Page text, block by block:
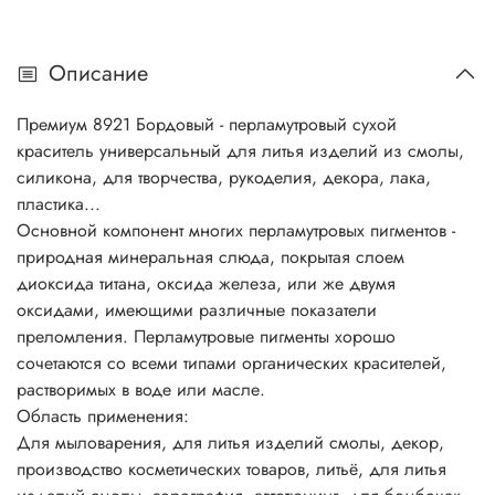
другое... Основной компонент многих перламутровых
слоем диоксида титана, оксида железа, или же двумя
оксидами, имеющими различные показатели
преломления. Перламутровые пигменты хорошо
сочетаются со всеми типами органических красителей,
растворимых в воде или масле. Перламутровые пигменты
в сочетании с обычными пигментами определяют цвет,
внешний вид и блеск косметических продуктов.
Разнообразие перламутровых пигментов способствует
созданию множества цветовых блестящих эффектов и
выразительных оттенков...
Совместное использование интерференционных цветов и
абсорбирующих красителей дает эффект двух тонов, когда
оттенок меняется в зависимости от угла зрения, например,
розовый лак с фиолетовым блеском. Продукция,
Описание
Премиум 8921 Бордовый - перламутровый сухой
краситель универсальный для литья изделий из смолы,
силикона, для творчества, рукоделия, декора, лака,
пластика...
Основной компонент многих перламутровых пигментов -
природная минеральная слюда, покрытая слоем
диоксида титана, оксида железа, или же двумя
оксидами, имеющими различные показатели
преломления. Перламутровые пигменты хорошо
сочетаются со всеми типами органических красителей,
растворимых в воде или масле.
Область применения:
Для мыловарения, для литья изделий смолы, декор,
производство косметических товаров, литьё, для литья